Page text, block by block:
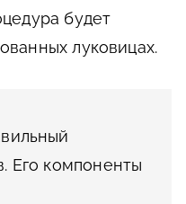
будет
луковицах.
Его компоненты